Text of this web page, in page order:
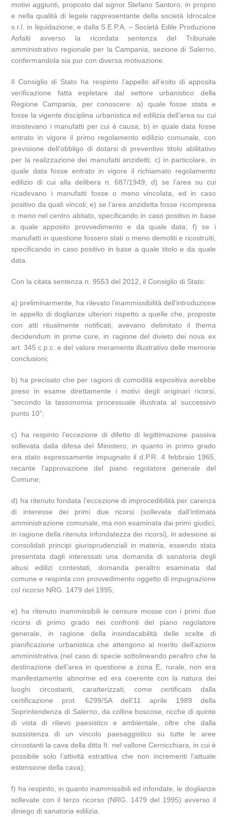
motivi aggiunti, proposto dal signor Stefano Santoro, in proprio
e nella qualità di legale rappresentante della società Idrocalce
s.r.l. in liquidazione, e dalla S.E.P.A. – Società Edile Produzione
Asfalti avverso la ricordata sentenza del Tribunale
amministrativo regionale per la Campania, sezione di Salerno,
confermandola sia pur con diversa motivazione.
Il Consiglio di Stato ha respinto l’appello all’esito di apposita
verificazione fatta espletare dal settore urbanistico della
Regione Campania, per conoscere: a) quale fosse stata e
fosse la vigente disciplina urbanistica ed edilizia dell’area su cui
insistevano i manufatti per cui è causa; b) in quale data fosse
entrato in vigore il primo regolamento edilizio comunale, con
previsione dell’obbligo di dotarsi di preventivo titolo abilitativo
per la realizzazione dei manufatti anzidetti; c) in particolare, in
quale data fosse entrato in vigore il richiamato regolamento
edilizio di cui alla delibera n. 687/1949; d) se l’area su cui
ricadevano i manufatti fosse o meno vincolata, ed in caso
positivo da quali vincoli; e) se l’area anzidetta fosse ricompresa
o meno nel centro abitato, specificando in caso positivo in base
a quale apposito provvedimento e da quale data; f) se i
manufatti in questione fossero stati o meno demoliti e ricostruiti,
specificando in caso positivo in base a quale titolo e da quale
data.
Con la citata sentenza n. 9553 del 2012, il Consiglio di Stato:
a) preliminarmente, ha rilevato l’inammissibilità dell’introduzione
in appello di doglianze ulteriori rispetto a quelle che, proposte
con atti ritualmente notificati, avevano delimitato il thema
decidendum in prime cure, in ragione del divieto dei nova ex
art. 345 c.p.c. e del valore meramente illustrativo delle memorie
conclusioni;
b) ha precisato che per ragioni di comodità espositiva avrebbe
preso in esame direttamente i motivi degli originari ricorsi,
“secondo la tassonomia processuale illustrata al successivo
punto 10”;
c) ha respinto l’eccezione di difetto di legittimazione passiva
sollevata dalla difesa del Ministero, in quanto in primo grado
era stato espressamente impugnato il d.P.R. 4 febbraio 1965,
recante l’approvazione del piano regolatore generale del
Comune;
d) ha ritenuto fondata l’eccezione di improcedibilità per carenza
di interesse dei primi due ricorsi (sollevata dall’intimata
amministrazione comunale, ma non esaminata dai primi giudici,
in ragione della ritenuta infondatezza dei ricorsi), in adesione ai
consolidati principi giurisprudenziali in materia, essendo stata
presentata dagli interessati una domanda di sanatoria degli
abusi edilizi contestati, domanda peraltro esaminata dal
comune e respinta con provvedimento oggetto di impugnazione
col ricorso NRG. 1479 del 1995;
e) ha ritenuto inammissibili le censure mosse con i primi due
ricorsi di primo grado nei confronti del piano regolatore
generale, in ragione della insindacabilità delle scelte di
pianificazione urbanistica che attengono al merito dell’azione
amministrativa (nel caso di specie sottolineando peraltro che la
destinazione dell’area in questione a zona E, rurale, non era
manifestamente abnorme ed era coerente con la natura dei
luoghi circostanti, caratterizzati, come certificato dalla
certificazione prot. 6299/SA dell’11 aprile 1989 della
Soprintendenza di Salerno, da colline boscose, ricche di quinte
di vista di rilievo paesistico e ambientale, oltre che dalla
sussistenza di un vincolo paesaggistico su tutte le aree
circostanti la cava della ditta It. nel vallone Cernicchiara, in cui è
possibile solo l’attività estrattiva che non incrementi l’attuale
estensione della cava);
f) ha respinto, in quanto inammissibili ed infondate, le doglianze
sollevate con il terzo ricorso (NRG. 1479 del 1995) avverso il
diniego di sanatoria edilizia.